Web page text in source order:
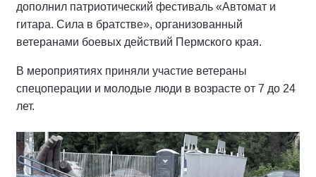
дополнил патриотический фестиваль «Автомат и
гитара. Сила в братстве», организованный
ветеранами боевых действий Пермского края.
В мероприятиях приняли участие ветераны
спецоперации и молодые люди в возрасте от 7 до 24
лет.